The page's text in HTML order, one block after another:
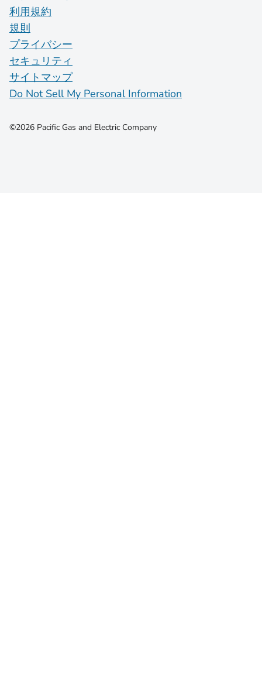
利用規約
規則
プライバシー
セキュリティ
サイトマップ
Do Not Sell My Personal Information
©2026 Pacific Gas and Electric Company